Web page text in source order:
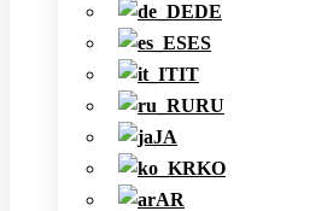
DE
ES
IT
RU
JA
KO
AR